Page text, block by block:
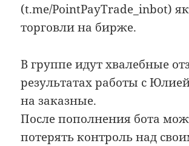
(t.me/PointPayTrade_inbot)
торговли на бирже.
В группе идут хвалебные
результатах работы с
на заказные.
После пополнения бота
потерять контроль над